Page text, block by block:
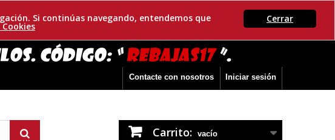
Cerrar
Si continúas navegando, entendemos que
Iniciar sesión
Contacte con nosotros
Carrito: vacío